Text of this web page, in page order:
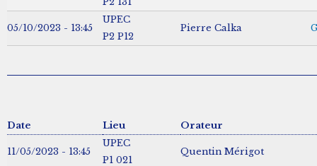
05/10/2023 - 13:45
UPEC
P2 P12
Pierre Calka
Date Lieu Orateur
11/05/2023 - 13:45
UPEC
P1 021
Quentin Mérigot